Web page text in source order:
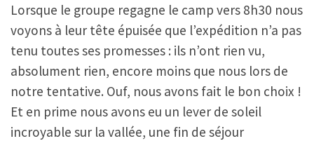
Lorsque le groupe regagne le camp vers 8h30 nous
voyons à leur tête épuisée que l’expédition n’a pas
tenu toutes ses promesses : ils n’ont rien vu,
absolument rien, encore moins que nous lors de
notre tentative. Ouf, nous avons fait le bon choix !
Et en prime nous avons eu un lever de soleil
incroyable sur la vallée, une fin de séjour